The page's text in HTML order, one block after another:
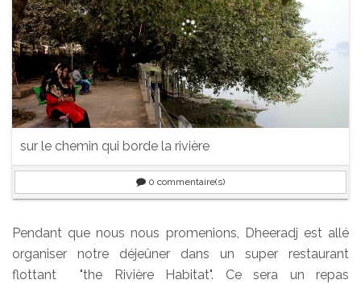
sur le chemin qui borde la rivière
0 commentaire(s)
Pendant que nous nous promenions, Dheeradj est allé
organiser notre déjeûner dans un super restaurant
flottant "the Rivière Habitat". Ce sera un repas